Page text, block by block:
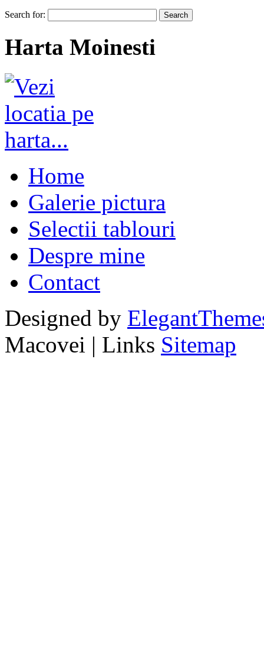
Search for:
Harta Moinesti
Home
Galerie pictura
Selectii tablouri
Despre mine
Contact
Designed by
Macovei | Links Sitemap